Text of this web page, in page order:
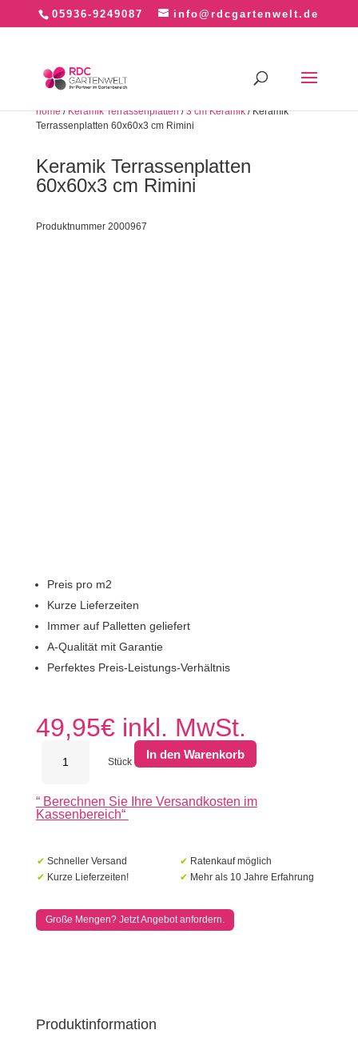
05936-9249087 info@rdcgartenwelt.de
home/Keramik Terrassenplatten/3 cm Keramik/ Keramik
Terrassenplatten 60x60x3 cm Rimini
Keramik Terrassenplatten
60x60x3 cm Rimini
Produktnummer 2000967
Preis pro m2
Kurze Lieferzeiten
Immer auf Palletten geliefert
A-Qualität mit Garantie
Perfektes Preis-Leistungs-Verhältnis
49,95€ inkl. MwSt.
Terrassenplatten
Rimini
Menge
Stück
In den Warenkorb
“ Berechnen Sie Ihre Versandkosten im
Kassenbereich“
✔ Schneller Versand ✔ Ratenkauf möglich
✔ Kurze Lieferzeiten! ✔ Mehr als 10 Jahre Erfahrung
Große Mengen? Jetzt Angebot anfordern.
Produktinformation